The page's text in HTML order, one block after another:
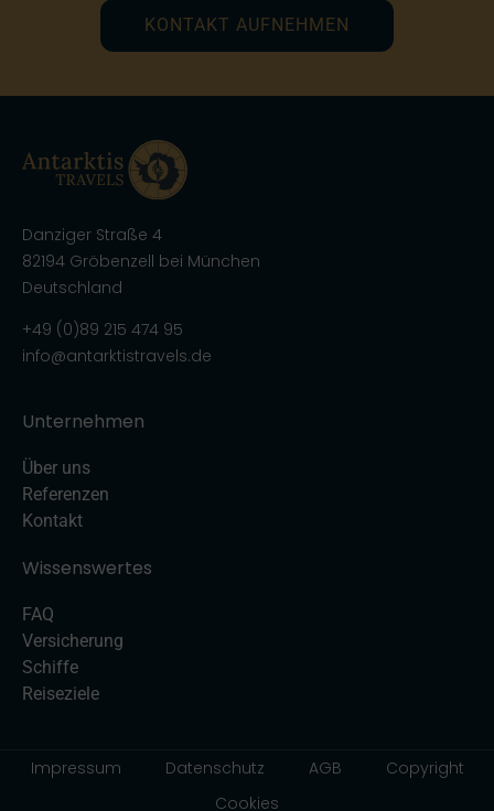
KONTAKT AUFNEHMEN
Danziger Straße 4
82194 Gröbenzell bei München
Deutschland
+49 (0)89 215 474 95
info@antarktistravels.de
Unternehmen
Über uns
Referenzen
Kontakt
Wissenswertes
FAQ
Versicherung
Schiffe
Reiseziele
Impressum Datenschutz AGB
Copyright
Cookies